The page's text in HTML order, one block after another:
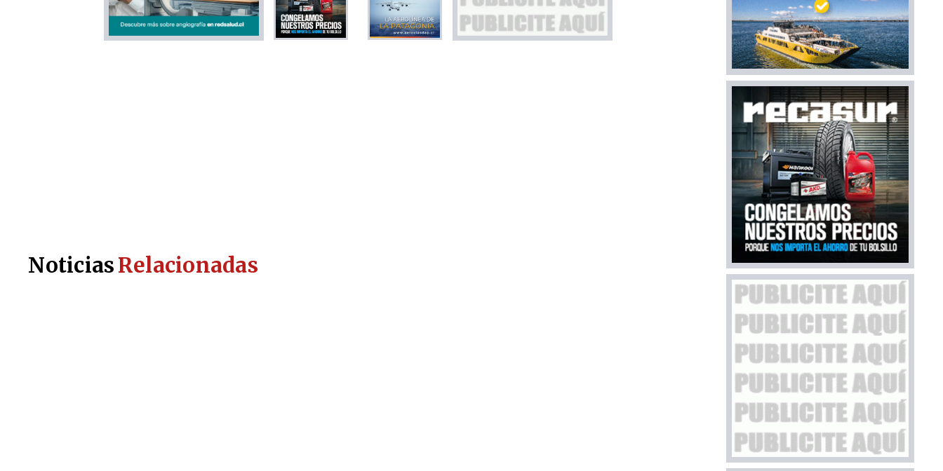
NoticiasRelacionadas